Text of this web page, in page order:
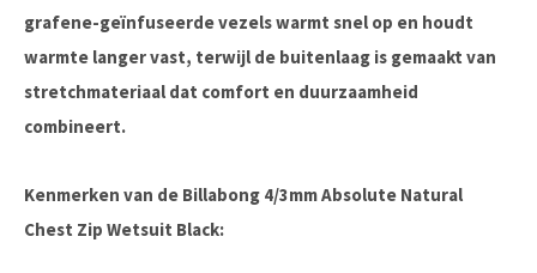
grafene-geïnfuseerde vezels warmt snel op en houdt
warmte langer vast, terwijl de buitenlaag is gemaakt van
stretchmateriaal dat comfort en duurzaamheid
combineert.
Kenmerken van de Billabong 4/3mm Absolute Natural
Chest Zip Wetsuit Black: